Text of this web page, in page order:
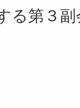
る第３